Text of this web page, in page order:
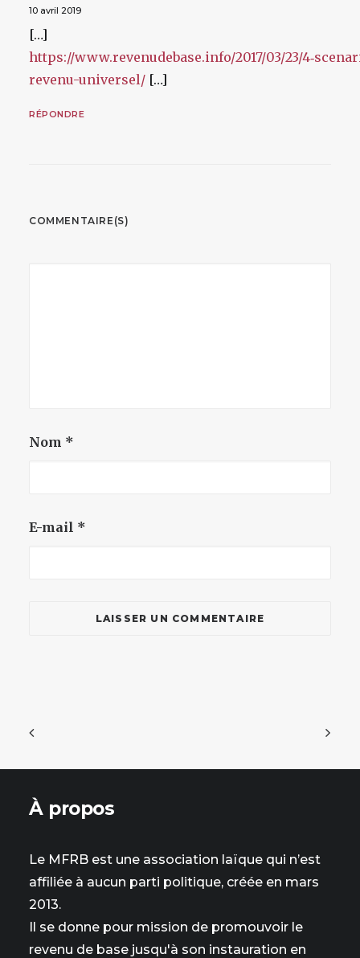
10 avril 2019
[…]
https://www.revenudebase.info/2017/03/23/
revenu-universel/ […]
RÉPONDRE
COMMENTAIRE(S)
Nom *
E-mail *
À propos
Le MFRB est une association laïque qui n’est
affiliée à aucun parti politique, créée en mars
2013.
Il se donne pour mission de promouvoir le
revenu de base jusqu'à son instauration en